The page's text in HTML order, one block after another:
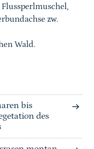
zw.
Wald.
bis
des